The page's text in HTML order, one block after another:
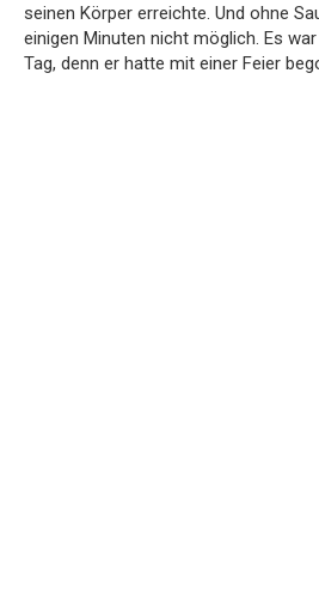
seinen Körper erreichte. Und ohne
einigen Minuten nicht möglich. Es
Tag, denn er hatte mit einer Feier